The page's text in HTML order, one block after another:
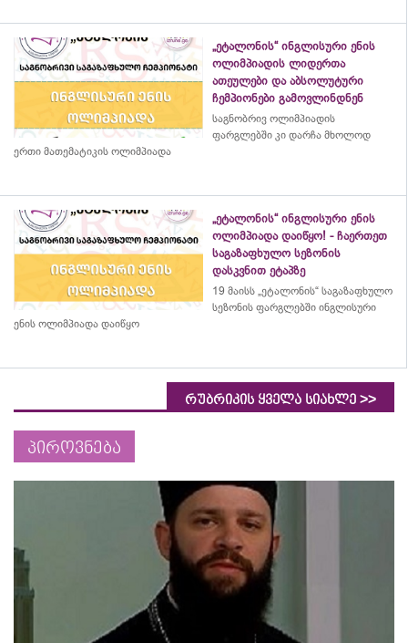
„ეტალონის“ ინგლისური ენის
ოლიმპიადის ლიდერთა
ათეულები და აბსოლუტური
ჩემპიონები გამოვლინდნენ
საგნობრივ ოლიმპიადის
ფარგლებში კი დარჩა მხოლოდ
ერთი მათემატიკის ოლიმპიადა
„ეტალონის“ ინგლისური ენის
ოლიმპიადა დაიწყო! - ჩაერთეთ
საგაზაფხულო სეზონის
დასკვნით ეტაპზე
19 მაისს „ეტალონის“ საგაზაფხულო
სეზონის ფარგლებში ინგლისური
ენის ოლიმპიადა დაიწყო
რუბრიკის ყველა სიახლე >>
პიროვნება